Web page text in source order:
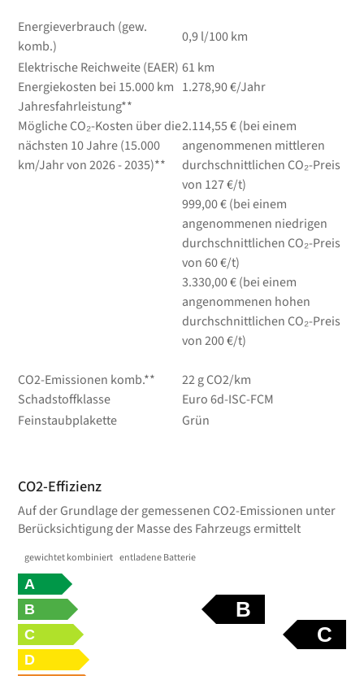
Energieverbrauch (gew.
komb.)
0,9 l/100 km
Elektrische Reichweite (EAER) 61 km
Energiekosten bei 15.000 km
Jahresfahrleistung**
1.278,90 €/Jahr
Mögliche CO₂-Kosten über die
nächsten 10 Jahre (15.000
km/Jahr von 2026 - 2035)**
2.114,55 € (bei einem
angenommenen mittleren
durchschnittlichen CO₂-Preis
von 127 €/t)
999,00 € (bei einem
angenommenen niedrigen
durchschnittlichen CO₂-Preis
von 60 €/t)
3.330,00 € (bei einem
angenommenen hohen
durchschnittlichen CO₂-Preis
von 200 €/t)
CO2-Emissionen komb.**
22 g CO2/km
Schadstoffklasse
Euro 6d-ISC-FCM
Feinstaubplakette
Grün
CO2-Effizienz
Auf der Grundlage der gemessenen CO2-Emissionen unter
Berücksichtigung der Masse des Fahrzeugs ermittelt
gewichtet kombiniert entladene Batterie
B
C
A
B
C
D